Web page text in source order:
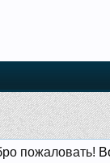
пожаловать!